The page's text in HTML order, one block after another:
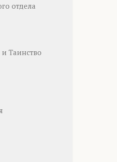
отдела
Таинство